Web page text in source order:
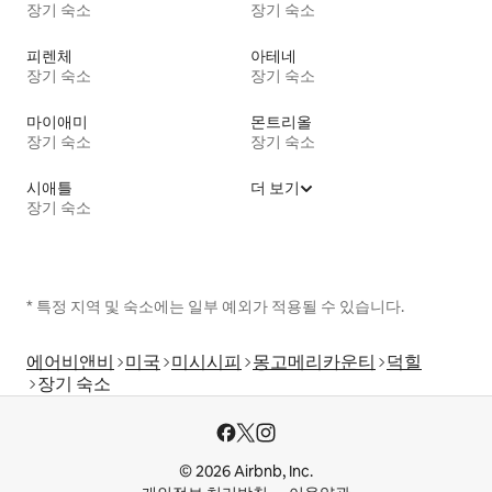
장기 숙소 장기 숙소
피렌체
장기 숙소
아테네
장기 숙소
마이애미
장기 숙소
몬트리올
장기 숙소
시애틀
장기 숙소
더 보기
* 특정 지역 및 숙소에는 일부 예외가 적용될 수 있습니다.
에어비앤비 미국 미시시피 몽고메리카운티
덕힐
장기 숙소
© 2026 Airbnb, Inc.